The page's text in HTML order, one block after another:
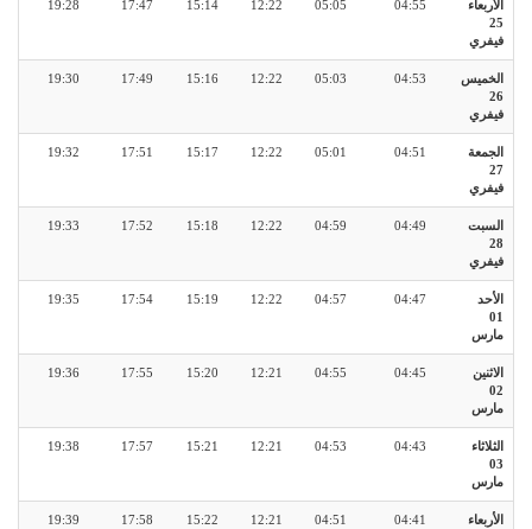
الأربعاء
25
فيفري
04:55
05:05
12:22
15:14
17:47
19:28
الخميس
26
فيفري
04:53
05:03
12:22
15:16
17:49
19:30
الجمعة
27
فيفري
04:51
05:01
12:22
15:17
17:51
19:32
السبت
28
فيفري
04:49
04:59
12:22
15:18
17:52
19:33
الأحد
01
مارس
04:47
04:57
12:22
15:19
17:54
19:35
الاثنين
02
مارس
04:45
04:55
12:21
15:20
17:55
19:36
الثلاثاء
03
مارس
04:43
04:53
12:21
15:21
17:57
19:38
الأربعاء
04:41
04:51
12:21
15:22
17:58
19:39